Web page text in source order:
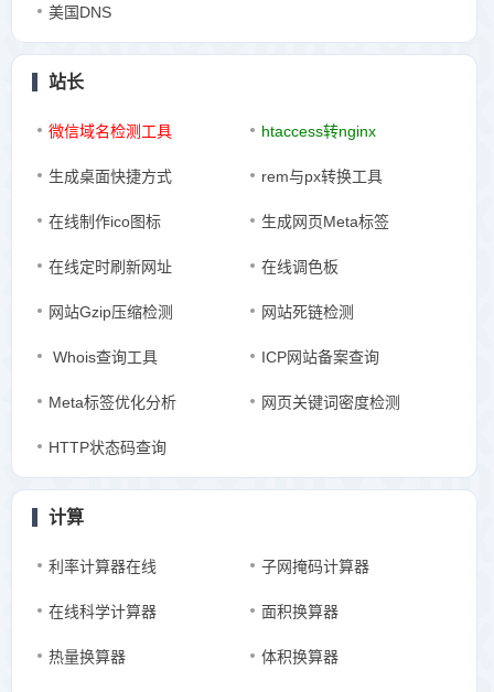
美国DNS
站长
微信域名检测工具 htaccess转nginx
生成桌面快捷方式 rem与px转换工具
在线制作ico图标 生成网页Meta标签
在线定时刷新网址 在线调色板
网站Gzip压缩检测 网站死链检测
Whois查询工具 ICP网站备案查询
Meta标签优化分析 网页关键词密度检测
HTTP状态码查询
计算
利率计算器在线 子网掩码计算器
在线科学计算器 面积换算器
热量换算器 体积换算器